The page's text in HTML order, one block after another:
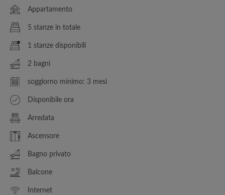
Appartamento
5 stanze in totale
1 stanze disponibili
2 bagni
soggiorno minimo: 3 mesi
Disponibile ora
Arredata
Ascensore
Bagno privato
Balcone
Internet